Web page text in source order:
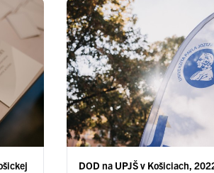
DOD na UPJŠ v Košiciach,